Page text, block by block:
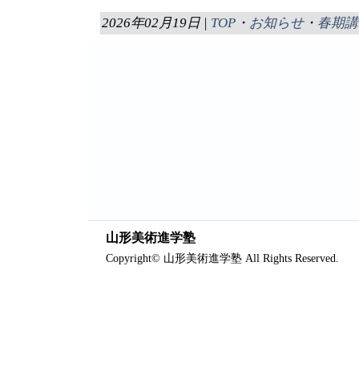
2026年02月19日 | TOP ・ お知らせ・ 春期
山形美術進学塾
Copyright© 山形美術進学塾 All Rights Reserved.